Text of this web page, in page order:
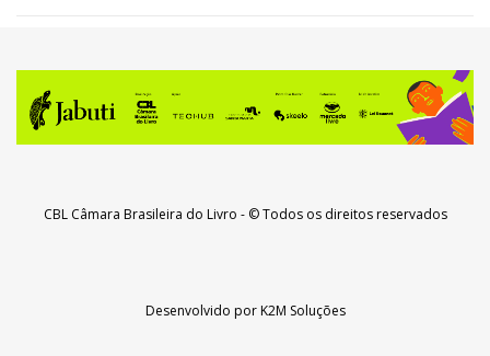
CBL Câmara Brasileira do Livro - © Todos os direitos reservados
Desenvolvido porK2M Soluções